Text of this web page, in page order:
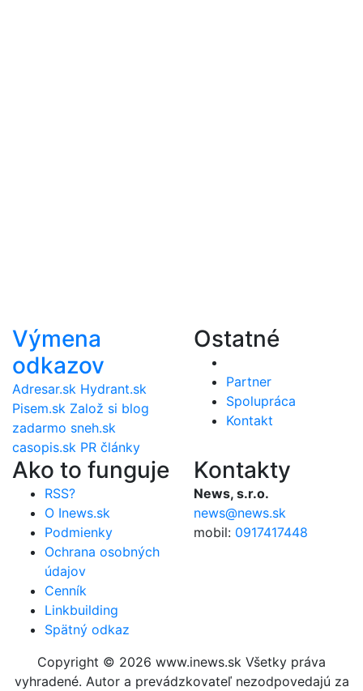
Výmena
odkazov
Adresar.sk Hydrant.sk
Pisem.sk Založ si blog
zadarmo sneh.sk
casopis.sk PR články
Ostatné
Partner
Spolupráca
Kontakt
Ako to funguje
RSS?
O Inews.sk
Podmienky
Ochrana osobných
údajov
Cenník
Linkbuilding
Spätný odkaz
Kontakty
News, s.r.o.
news@news.sk
mobil: 0917417448
Copyright © 2026 www.inews.sk Všetky práva
vyhradené. Autor a prevádzkovateľ nezodpovedajú za